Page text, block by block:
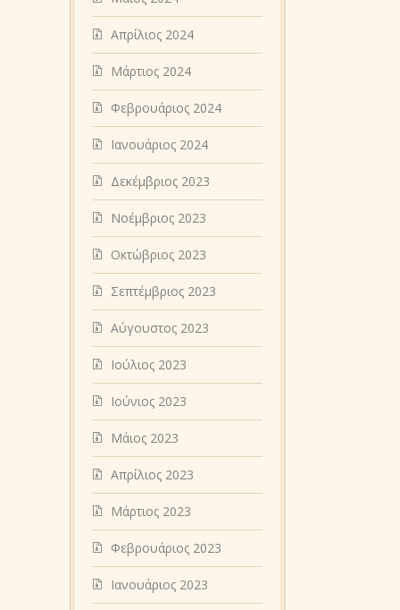
Απρίλιος 2024
Μάρτιος 2024
Φεβρουάριος 2024
Ιανουάριος 2024
Δεκέμβριος 2023
Νοέμβριος 2023
Οκτώβριος 2023
Σεπτέμβριος 2023
Αύγουστος 2023
Ιούλιος 2023
Ιούνιος 2023
Μάιος 2023
Απρίλιος 2023
Μάρτιος 2023
Φεβρουάριος 2023
Ιανουάριος 2023